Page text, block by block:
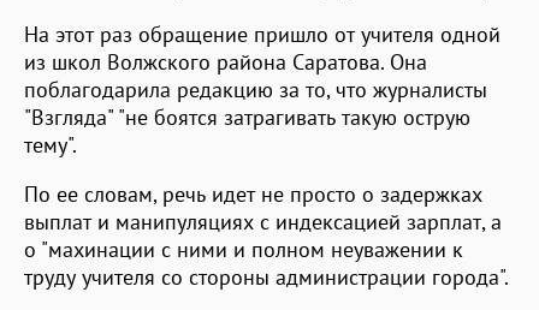
На этот раз обращение пришло от учителя одной
из школ Волжского района Саратова. Она
поблагодарила редакцию за то, что журналисты
"Взгляда" "не боятся затрагивать такую острую
тему".
По ее словам, речь идет не просто о задержках
выплат и манипуляциях с индексацией зарплат, а
о "махинации с ними и полном неуважении к
труду учителя со стороны администрации города".